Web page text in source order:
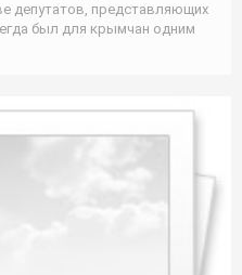
депутатов, представляющих
был для крымчан одним